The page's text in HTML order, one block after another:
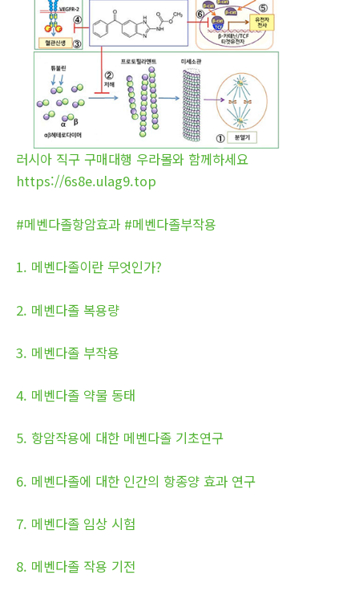
러시아 직구 구매대행 우라몰와 함께하세요
https://6s8e.ulag9.top
#메벤다졸항암효과 #메벤다졸부작용
1. 메벤다졸이란 무엇인가?
2. 메벤다졸 복용량
3. 메벤다졸 부작용
4. 메벤다졸 약물 동태
5. 항암작용에 대한 메벤다졸 기초연구
6. 메벤다졸에 대한 인간의 항종양 효과 연구
7. 메벤다졸 임상 시험
8. 메벤다졸 작용 기전